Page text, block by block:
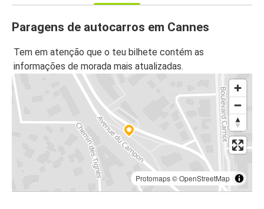
Paragens de autocarros em Cannes
Tem em atenção que o teu bilhete contém as
informações de morada mais atualizadas.
Protomaps©OpenStreetMap